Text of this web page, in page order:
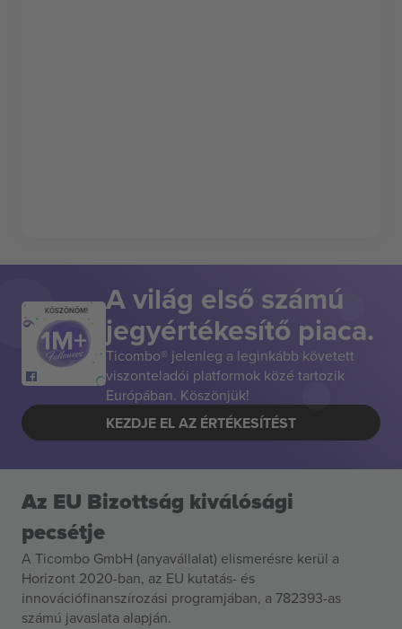
KÖSZÖNÖM! A világ első számú
jegyértékesítő piaca.
Ticombo® jelenleg a leginkább követett
viszonteladói platformok közé tartozik
Európában. Köszönjük!
KEZDJE EL AZ ÉRTÉKESÍTÉST
Az EU Bizottság kiválósági
pecsétje
A Ticombo GmbH (anyavállalat) elismerésre kerül a
Horizont 2020-ban, az EU kutatás- és
innovációfinanszírozási programjában, a 782393-as
számú javaslata alapján.